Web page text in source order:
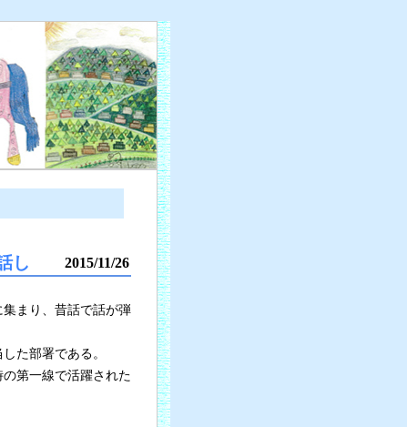
し 2015/11/26
まり、昔話で話が弾
た部署である。
第一線で活躍された